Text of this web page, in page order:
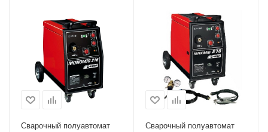
Сварочный полуавтомат
Сварочный полуавтомат